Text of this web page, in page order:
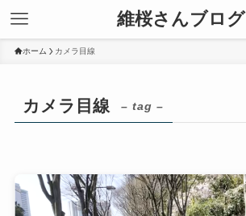
維桜さんブログ
ホーム カメラ目線
カメラ目線 – tag –